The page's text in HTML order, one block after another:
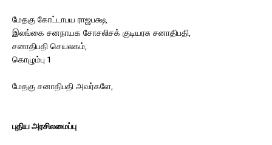
மேதகு கோட்டாபய ராஜபக்ஷ,
இலங்கை சனநாயக சோசலிசக் குடியரசு சனாதிபதி,
சனாதிபதி செயலகம்,
கொழும்பு 1
மேதகு சனாதிபதி அவர்களே,
புதிய அரசிலமைப்பு